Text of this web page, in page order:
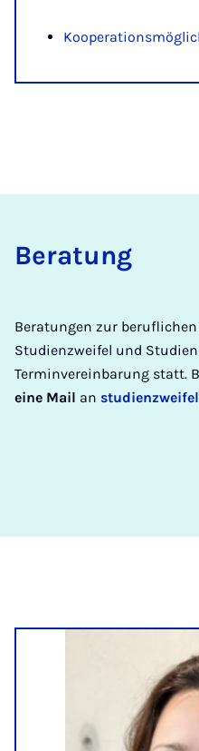
Be­ra­tung
Beratungen zur
Studienzweifel und
Terminvereinbarung statt.
eine Mail an